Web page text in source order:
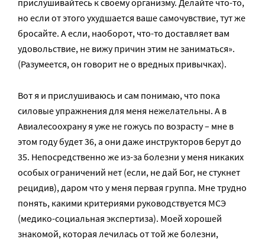
прислушивайтесь к своему организму. Делайте что-то,
но если от этого ухудшается ваше самочувствие, тут же
бросайте. А если, наоборот, что-то доставляет вам
удовольствие, не вижу причин этим не заниматься».
(Разумеется, он говорит не о вредных привычках).
Вот я и прислушиваюсь и сам понимаю, что пока
силовые упражнения для меня нежелательны. А в
Авиалесоохрану я уже не гожусь по возрасту – мне в
этом году будет 36, а они даже инструкторов берут до
35. Непосредственно же из-за болезни у меня никаких
особых ограничений нет (если, не дай Бог, не стукнет
рецидив), даром что у меня первая группа. Мне трудно
понять, какими критериями руководствуется МСЭ
(медико-социальная экспертиза). Моей хорошей
знакомой, которая лечилась от той же болезни,